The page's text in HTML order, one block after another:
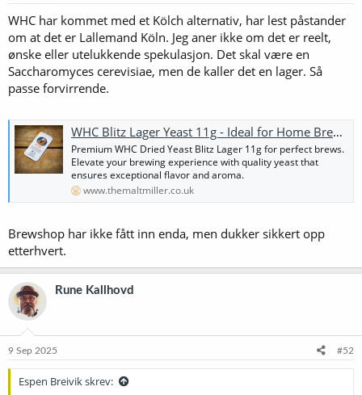
:
WHC har kommet med et Kölch alternativ, har lest påstander
om at det er Lallemand Köln. Jeg aner ikke om det er reelt,
ønske eller utelukkende spekulasjon. Det skal være en
Saccharomyces cerevisiae, men de kaller det en lager. Så
passe forvirrende.
WHC Blitz Lager Yeast 11g - Ideal for Home Brewing | The Malt Miller
Premium WHC Dried Yeast Blitz Lager 11g for perfect brews.
Elevate your brewing experience with quality yeast that
ensures exceptional flavor and aroma.
www.themaltmiller.co.uk
Brewshop har ikke fått inn enda, men dukker sikkert opp
etterhvert.
Rune Kallhovd
9 Sep 2025 #52
Espen Breivik skrev: